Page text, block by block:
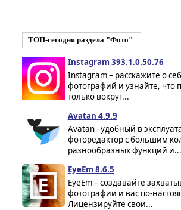
ТОП-сегодня раздела "Фото"
Instagram 393.1.0.50.76
Instagram – расскажите о
фотографий и узнайте, что
только вокруг...
Avatan 4.9.9
Avatan - удобный в
фоторедактор с большим
разнообразных функций и...
EyeEm 8.6.5
EyeEm – создавайте
фотографии и вас по-
Лицензируйте свои...